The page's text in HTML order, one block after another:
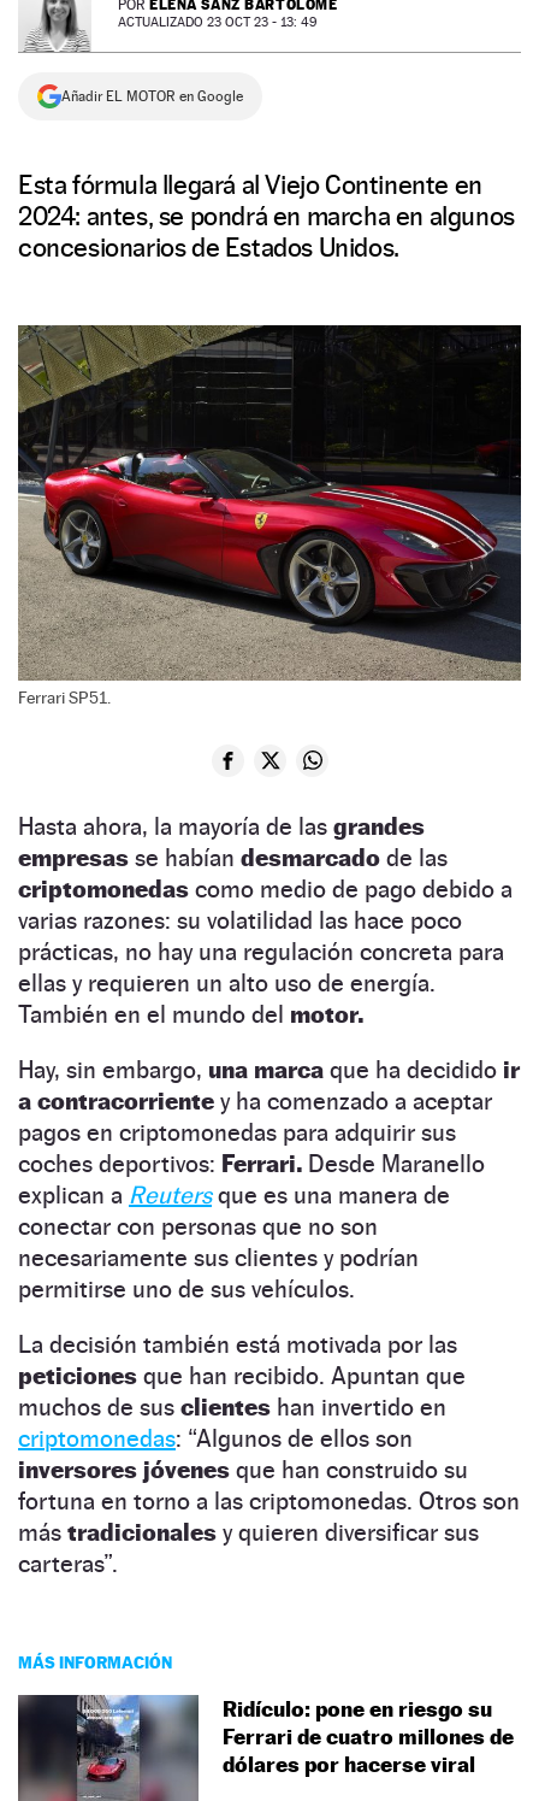
NEWSLETTER
SÍGUENOS
POR ELENA SANZ BARTOLOMÉ
ACTUALIZADO 23 OCT 23 - 13: 49
Añadir EL MOTOR en Google
Esta fórmula llegará al Viejo Continente en
2024: antes, se pondrá en marcha en algunos
concesionarios de Estados Unidos.
Ferrari SP51.
Hasta ahora, la mayoría de las grandes
empresas se habían desmarcado de las
criptomonedas como medio de pago debido a
varias razones: su volatilidad las hace poco
prácticas, no hay una regulación concreta para
ellas y requieren un alto uso de energía.
También en el mundo del motor.
Hay, sin embargo, una marca que ha decidido ir
a contracorriente y ha comenzado a aceptar
pagos en criptomonedas para adquirir sus
coches deportivos: Ferrari. Desde Maranello
explican a Reutersque es una manera de
conectar con personas que no son
necesariamente sus clientes y podrían
permitirse uno de sus vehículos.
La decisión también está motivada por las
peticiones que han recibido. Apuntan que
muchos de sus clientes han invertido en
criptomonedas: “Algunos de ellos son
inversores jóvenes que han construido su
fortuna en torno a las criptomonedas. Otros son
más tradicionales y quieren diversificar sus
carteras”.
MÁS INFORMACIÓN
Ridículo: pone en riesgo su
Ferrari de cuatro millones de
dólares por hacerse viral